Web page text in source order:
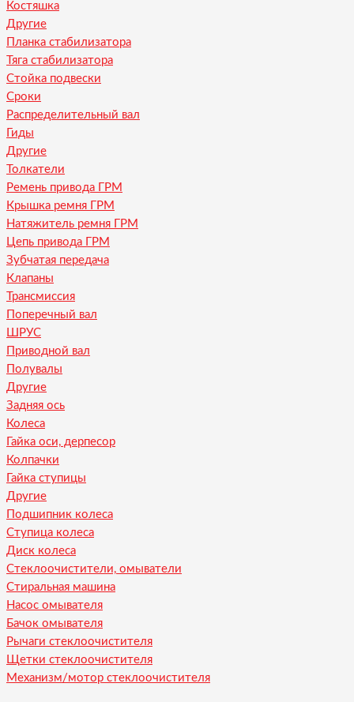
Костяшка
Другие
Планка стабилизатора
Тяга стабилизатора
Стойка подвески
Сроки
Распределительный вал
Гиды
Другие
Толкатели
Ремень привода ГРМ
Крышка ремня ГРМ
Натяжитель ремня ГРМ
Цепь привода ГРМ
Зубчатая передача
Клапаны
Трансмиссия
Поперечный вал
ШРУС
Приводной вал
Полувалы
Другие
Задняя ось
Колеса
Гайка оси, дерпесор
Колпачки
Гайка ступицы
Другие
Подшипник колеса
Ступица колеса
Диск колеса
Стеклоочистители, омыватели
Стиральная машина
Насос омывателя
Бачок омывателя
Рычаги стеклоочистителя
Щетки стеклоочистителя
Механизм/мотор стеклоочистителя